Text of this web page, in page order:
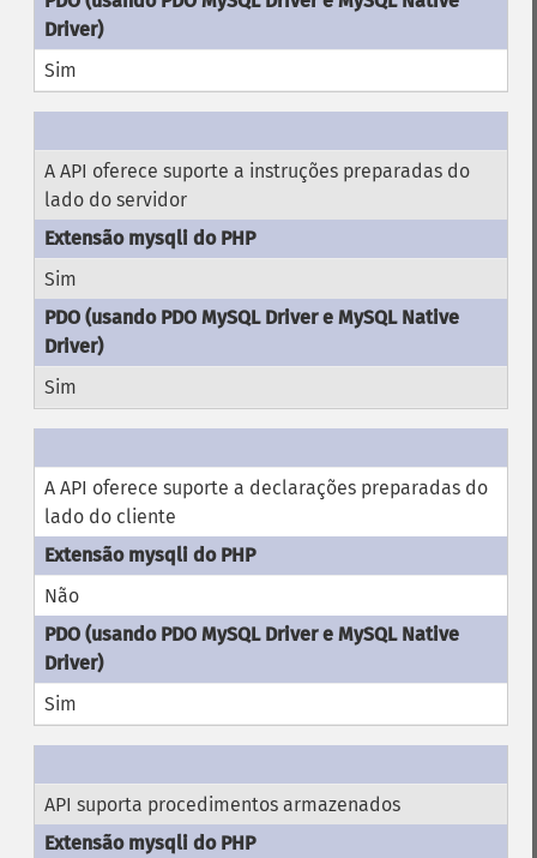
Sim
A API oferece suporte a instruções preparadas do
lado do servidor
Sim
Sim
A API oferece suporte a declarações preparadas do
lado do cliente
Não
Sim
API suporta procedimentos armazenados